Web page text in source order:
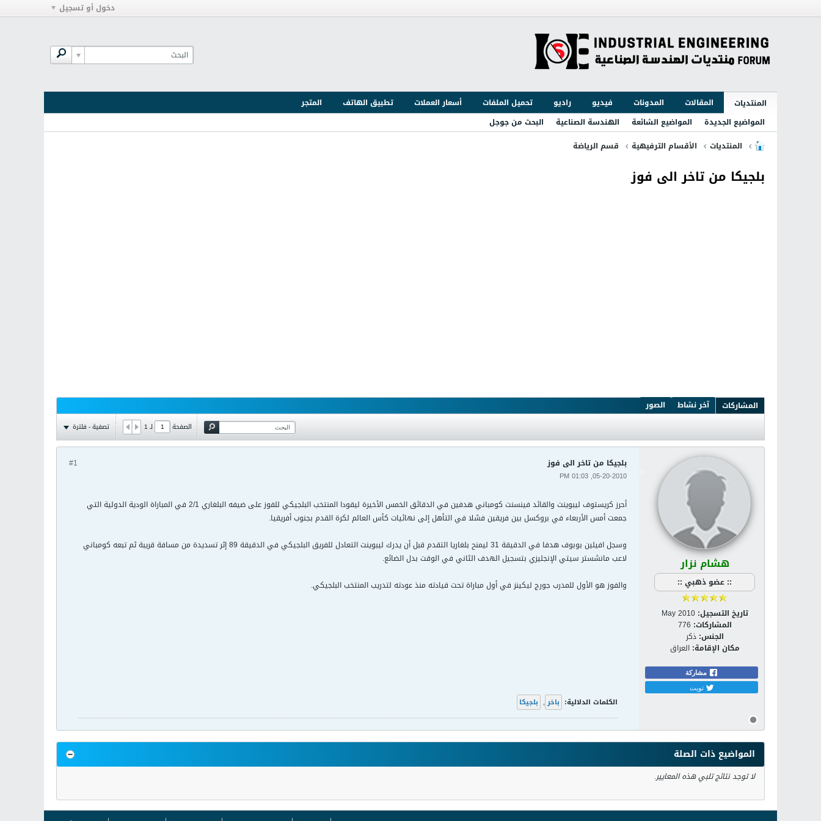
دخول أو تسجيل
المنتديات المقالات المدونات فيديو راديو تحميل الملفات أسعار العملات تطبيق الهاتف
المتجر
المواضيع الجديدة
المواضيع الشائعة الهندسة الصناعية
البحث من جوجل
المنتديات
الأقسام الترفيهية قسم الرياضة
بلجيكا من تاخر الى فوز
المشاركات آخر نشاط الصور
الصفحة لـ1 تصفية - فلترة
هشام نزار
:: عضو ذهبي ::
تاريخ التسجيل: May 2010
المشاركات: 776
الجنس: ذكر
مكان الإقامة: العراق
مشاركة
تويت
#1 بلجيكا من تاخر الى فوز
05-20-2010, 01:03 PM
أحرز كريستوف ليبوينت والقائد فينسنت كومباني هدفين في الدقائق الخمس الأخيرة ليقودا المنتخب البلجيكي للفوز على ضيفه البلغاري 2/1 في المباراة الودية الدولية التي
جمعت أمس الأربعاء في بروكسل بين فريقين فشلا في التأهل إلى نهائيات كأس العالم لكرة القدم بجنوب أفريقيا.
وسجل افيلين بوبوف هدفا في الدقيقة 31 ليمنح بلغاريا التقدم قبل أن يدرك ليبوينت التعادل للفريق البلجيكي في الدقيقة 89 إثر تسديدة من مسافة قريبة ثم تبعه كومباني
لاعب مانشستر سيتي الإنجليزي بتسجيل الهدف الثاني في الوقت بدل الضائع.
والفوز هو الأول للمدرب جورج ليكينز في أول مباراة تحت قيادته منذ عودته لتدريب المنتخب البلجيكي.
الكلمات الدلالية: باخر , بلجيكا
المواضيع ذات الصلة
لا توجد نتائج تلبي هذه المعايير.